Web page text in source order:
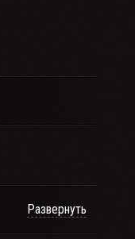
Развернуть